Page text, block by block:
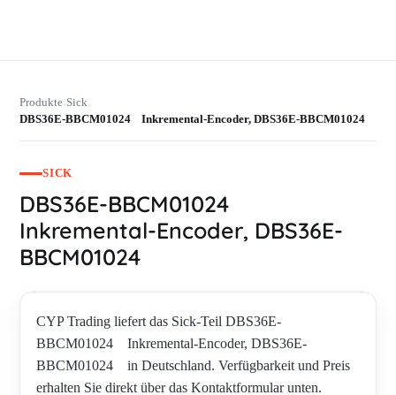
Produkte›Sick›
DBS36E-BBCM01024 Inkremental-Encoder, DBS36E-BBCM01024
SICK
DBS36E-BBCM01024
Inkremental-Encoder, DBS36E-
BBCM01024
CYP Trading liefert das Sick-Teil DBS36E-
BBCM01024 Inkremental-Encoder, DBS36E-
BBCM01024 in Deutschland. Verfügbarkeit und Preis
erhalten Sie direkt über das Kontaktformular unten.